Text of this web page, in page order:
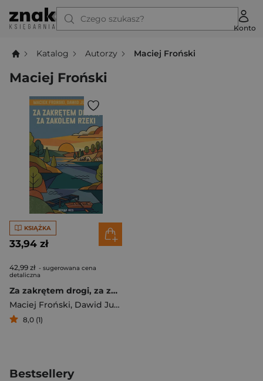
Czego szukasz?
Konto
Katalog Autorzy Maciej Froński
Maciej Froński
KSIĄŻKA
33,94 zł
42,99 zł - sugerowana cena
detaliczna
Za zakrętem drogi, za zakolem rzeki
Maciej Froński, Dawid Juraszek
8,0 (1)
Bestsellery